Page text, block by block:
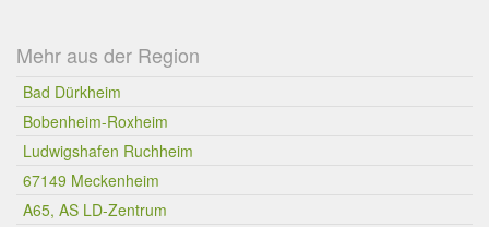
Mehr aus der Region
Bad Dürkheim
Bobenheim-Roxheim
Ludwigshafen Ruchheim
67149 Meckenheim
A65, AS LD-Zentrum